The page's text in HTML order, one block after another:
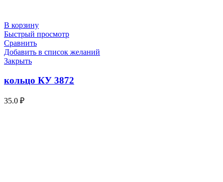
В корзину
Быстрый просмотр
Сравнить
Добавить в список желаний
Закрыть
кольцо КУ 3872
35.0 ₽